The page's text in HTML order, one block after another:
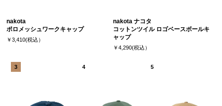
nakota
ポロメッシュワークキャップ
￥3,410(税込）
nakota ナコタ
コットンツイル ロゴベースボールキ
ャップ
￥4,290(税込）